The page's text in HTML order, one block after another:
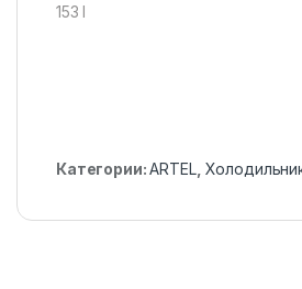
153 l
Категории:ARTEL,